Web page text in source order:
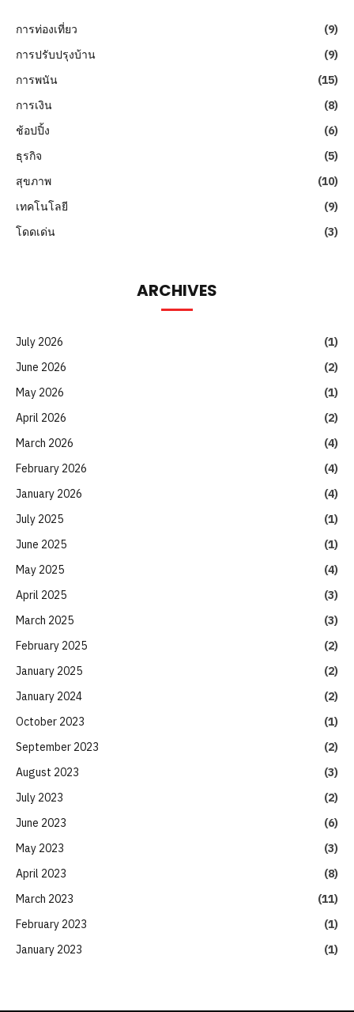
การท่องเที่ยว
(9)
การปรับปรุงบ้าน
(9)
การพนัน
(15)
การเงิน
(8)
ช้อปปิ้ง
(6)
ธุรกิจ
(5)
สุขภาพ
(10)
เทคโนโลยี
(9)
โดดเด่น
(3)
ARCHIVES
July 2026
(1)
June 2026
(2)
May 2026
(1)
April 2026
(2)
March 2026
(4)
February 2026
(4)
January 2026
(4)
July 2025
(1)
June 2025
(1)
May 2025
(4)
April 2025
(3)
March 2025
(3)
February 2025
(2)
January 2025
(2)
January 2024
(2)
October 2023
(1)
September 2023
(2)
August 2023
(3)
July 2023
(2)
June 2023
(6)
May 2023
(3)
April 2023
(8)
March 2023
(11)
February 2023
(1)
January 2023
(1)